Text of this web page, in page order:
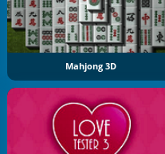
Mahjong 3D